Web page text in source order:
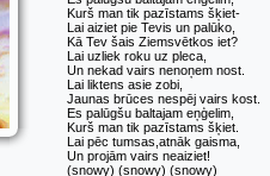
Kurš man tik pazīstams šķiet-
Lai aiziet pie Tevis un palūko,
Kā Tev šais Ziemsvētkos iet?
Lai uzliek roku uz pleca,
Un nekad vairs nenoņem nost.
Lai liktens asie zobi,
Jaunas brūces nespēj vairs kost.
Es palūgšu baltajam eņģelim,
Kurš man tik pazīstams šķiet.
Lai pēc tumsas,atnāk gaisma,
Un projām vairs neaiziet!
(snowy) (snowy) (snowy)